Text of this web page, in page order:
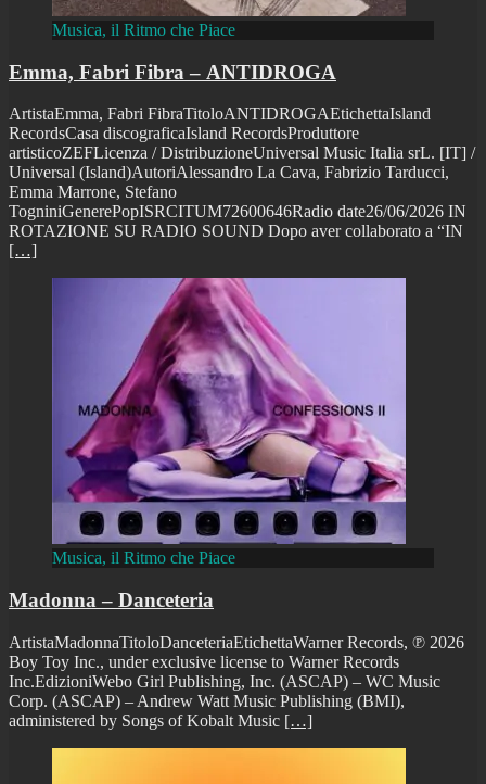
Musica, il Ritmo che Piace
Emma, Fabri Fibra – ANTIDROGA
ArtistaEmma, Fabri FibraTitoloANTIDROGAEtichettaIsland
RecordsCasa discograficaIsland RecordsProduttore
artisticoZEFLicenza / DistribuzioneUniversal Music Italia srL. [IT] /
Universal (Island)AutoriAlessandro La Cava, Fabrizio Tarducci,
Emma Marrone, Stefano
TogniniGenerePopISRCITUM72600646Radio date26/06/2026 IN
ROTAZIONE SU RADIO SOUND Dopo aver collaborato a “IN
[…]
Musica, il Ritmo che Piace
Madonna – Danceteria
ArtistaMadonnaTitoloDanceteriaEtichettaWarner Records, ℗ 2026
Boy Toy Inc., under exclusive license to Warner Records
Inc.EdizioniWebo Girl Publishing, Inc. (ASCAP) – WC Music
Corp. (ASCAP) – Andrew Watt Music Publishing (BMI),
administered by Songs of Kobalt Music […]